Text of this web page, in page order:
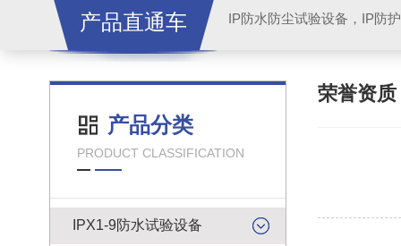
产品直通车
产品分类
PRODUCT CLASSIFICATION
IPX1-9防水试验设备
荣誉资质